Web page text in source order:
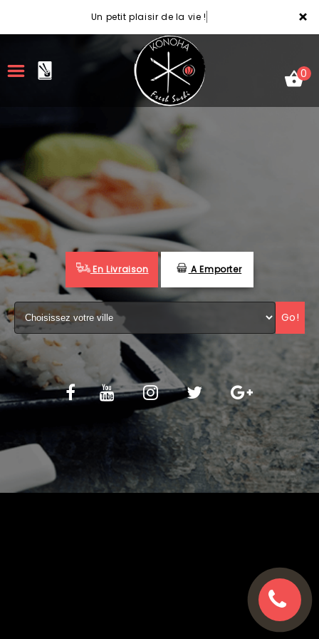
×
Un petit plaisir de la vie !
LA CARTE
VOTRE COMPTE
NOTRE RESTAURANT
VOS AVIS
MENTIONS LÉGALES
C.G.V
0
En Livraison A Emporter
Go!